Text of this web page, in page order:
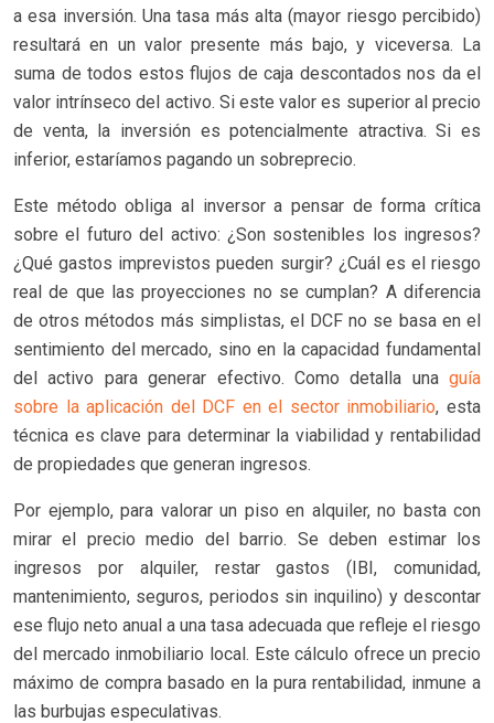
a esa inversión. Una tasa más alta (mayor riesgo percibido)
resultará en un valor presente más bajo, y viceversa. La
suma de todos estos flujos de caja descontados nos da el
valor intrínseco del activo. Si este valor es superior al precio
de venta, la inversión es potencialmente atractiva. Si es
inferior, estaríamos pagando un sobreprecio.
Este método obliga al inversor a pensar de forma crítica
sobre el futuro del activo: ¿Son sostenibles los ingresos?
¿Qué gastos imprevistos pueden surgir? ¿Cuál es el riesgo
real de que las proyecciones no se cumplan? A diferencia
de otros métodos más simplistas, el DCF no se basa en el
sentimiento del mercado, sino en la capacidad fundamental
del activo para generar efectivo. Como detalla una guía
sobre la aplicación del DCF en el sector inmobiliario, esta
técnica es clave para determinar la viabilidad y rentabilidad
de propiedades que generan ingresos.
Por ejemplo, para valorar un piso en alquiler, no basta con
mirar el precio medio del barrio. Se deben estimar los
ingresos por alquiler, restar gastos (IBI, comunidad,
mantenimiento, seguros, periodos sin inquilino) y descontar
ese flujo neto anual a una tasa adecuada que refleje el riesgo
del mercado inmobiliario local. Este cálculo ofrece un precio
máximo de compra basado en la pura rentabilidad, inmune a
las burbujas especulativas.